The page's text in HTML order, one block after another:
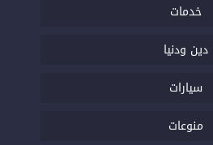
خدمات
دين ودنيا
سيارات
منوعات